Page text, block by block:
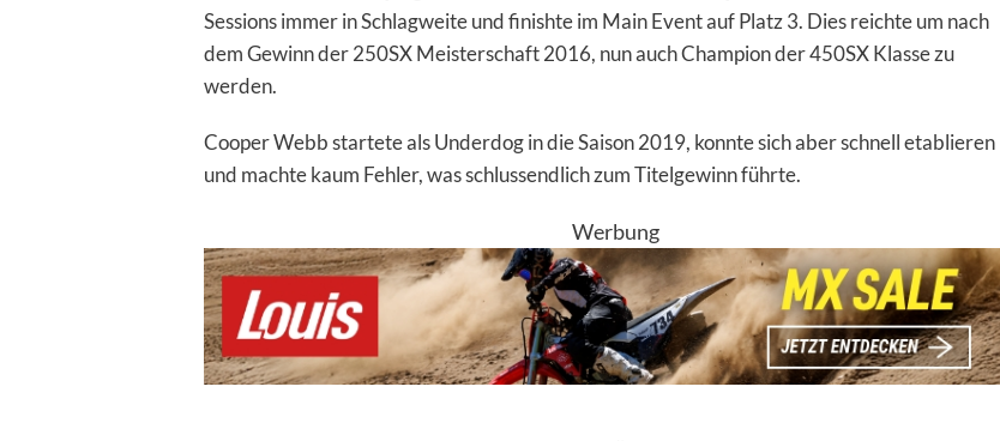
Sessions immer in Schlagweite und finishte im Main Event auf Platz 3. Dies reichte um nach
dem Gewinn der 250SX Meisterschaft 2016, nun auch Champion der 450SX Klasse zu
werden.
Cooper Webb startete als Underdog in die Saison 2019, konnte sich aber schnell etablieren
und machte kaum Fehler, was schlussendlich zum Titelgewinn führte.
Werbung